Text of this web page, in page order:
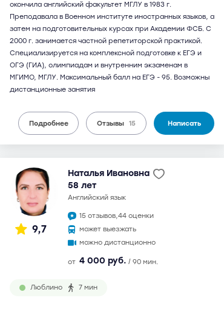
окончила английский факультет МГЛУ в 1983 г.
Преподавала в Военном институте иностранных языков, а
затем на подготовительных курсах при Академии ФСБ. С
2000 г. занимается частной репетиторской практикой.
Специализируется на комплексной подготовке к ЕГЭ и
ОГЭ (ГИА), олимпиадам и внутренним экзаменам в
МГИМО, МГЛУ. Максимальный балл на ЕГЭ - 95. Возможны
дистанционные занятия
Подробнее Отзывы 15 Написать
9,7
Наталья Ивановна
58 лет
английский язык
15 отзывов,44 оценки
может выезжать
можно дистанционно
от 4 000 руб. / 90 мин.
Люблино 7 мин